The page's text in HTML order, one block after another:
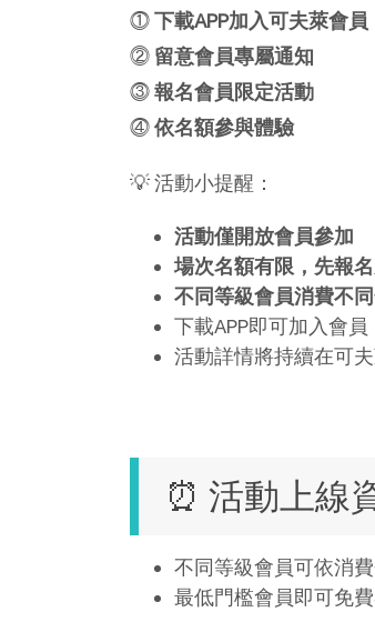
⓵下載APP加入可夫萊會員
⓶ 留意會員專屬通知
⓷報名會員限定活動
⓸依名額參與體驗
💡 活動小提醒：
活動僅開放會員參加
場次名額有限，先報
不同等級會員消費不
下載APP即可加入會
活動詳情將持續在可
⏰ 活動上線
不同等級會員可依消
最低門檻會員即可免